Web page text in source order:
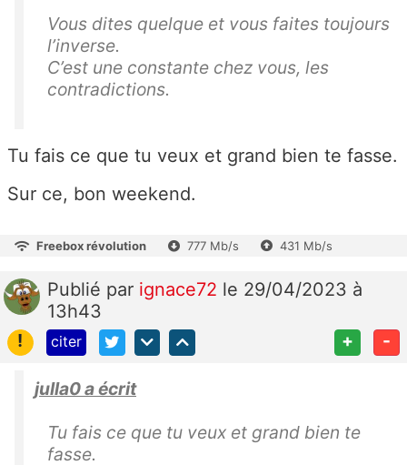
Vous dites quelque et vous faites toujours
l’inverse.
C’est une constante chez vous, les
contradictions.
Tu fais ce que tu veux et grand bien te fasse.
Sur ce, bon weekend.
Freebox révolution 777 Mb/s 431 Mb/s
Publié par ignace72 le 29/04/2023 à
13h43
!
citer + -
julla0 a écrit
Tu fais ce que tu veux et grand bien te
fasse.